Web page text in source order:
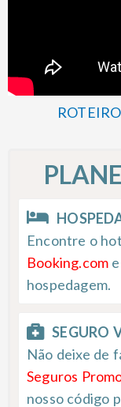
Encontre o
Booking.com
hospedagem.
SEGURO
Não deixe de
Seguros
nosso código